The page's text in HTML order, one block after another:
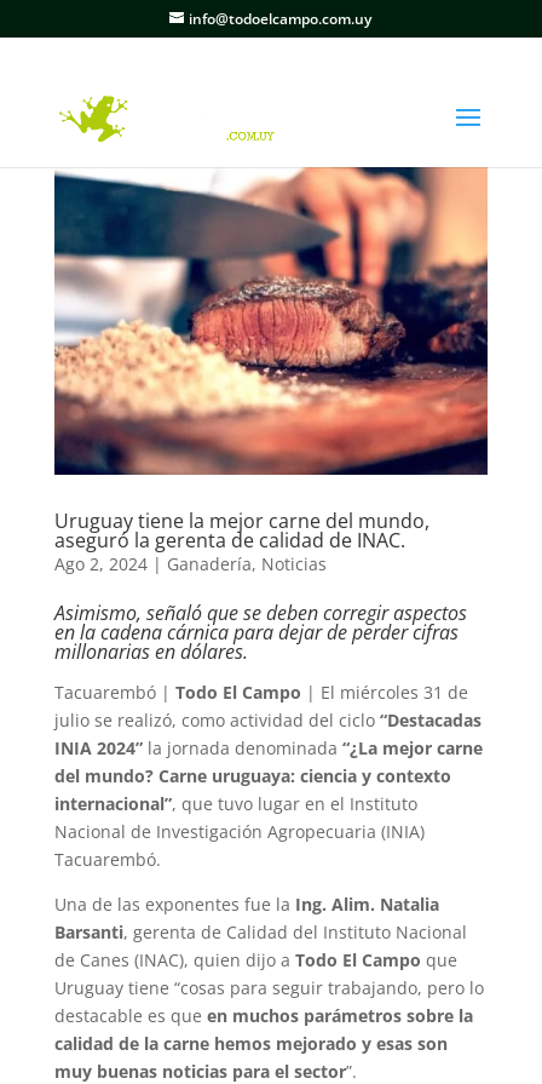
info@todoelcampo.com.uy
Uruguay tiene la mejor carne del mundo,
aseguró la gerenta de calidad de INAC.
Ago 2, 2024| Ganadería, Noticias
Asimismo, señaló que se deben corregir aspectos
en la cadena cárnica para dejar de perder cifras
millonarias en dólares.
Tacuarembó | Todo El Campo | El miércoles 31 de
julio se realizó, como actividad del ciclo “Destacadas
INIA 2024”la jornada denominada “¿La mejor carne
del mundo? Carne uruguaya: ciencia y contexto
internacional”, que tuvo lugar en el Instituto
Nacional de Investigación Agropecuaria (INIA)
Tacuarembó.
Una de las exponentes fue la Ing. Alim. Natalia
Barsanti, gerenta de Calidad del Instituto Nacional
de Canes (INAC), quien dijo a Todo El Campo que
Uruguay tiene “cosas para seguir trabajando, pero lo
destacable es que en muchos parámetros sobre la
calidad de la carne hemos mejorado y esas son
muy buenas noticias para el sector”.